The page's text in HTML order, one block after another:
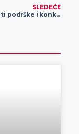
SLEDEĆE
Rezultati podrške i konkursa Pokrajinskog sekretarijata za poljoprivredu